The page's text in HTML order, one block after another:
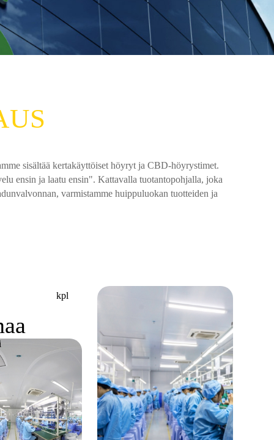
sisältää kertakäyttöiset höyryt ja CBD-höyrystimet.
ensin ja laatu ensin". Kattavalla tuotantopohjalla, joka
varmistamme huippuluokan tuotteiden ja
kpl